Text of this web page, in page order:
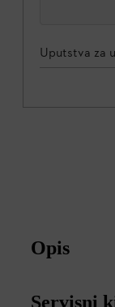
Uputstva za
Opis
Servisni